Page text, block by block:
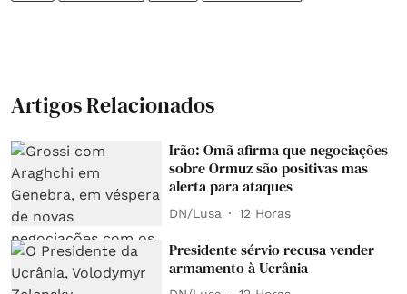
Artigos Relacionados
Irão: Omã afirma que negociações
sobre Ormuz são positivas mas
alerta para ataques
DN/Lusa 12 Horas
Presidente sérvio recusa vender
armamento à Ucrânia